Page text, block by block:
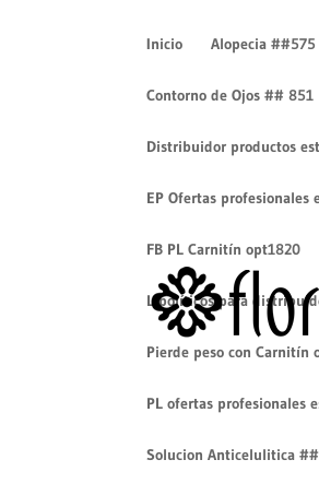
Inicio Alopecia ##575
Contorno de Ojos ## 851
Distribuidor productos
EP Ofertas profesionales
FB PL Carnitín opt1820
Lipolíticos para
Pierde peso con Carnitín
PL ofertas profesionales
Solucion Anticelulitica
porCesar Eduardo